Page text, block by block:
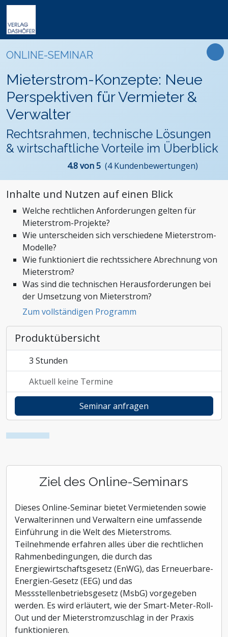
Online-Seminare
VideoCampus
Seminare
Tagungen
Inhouse
Fachbücher
Software
Wissensdatenbanken
Formulare
Arbeitsrecht
Bauwesen und Architektur
Betriebsrat und Arbeitnehmervertretung
Einkauf
Digitalisierung
Immobilien und Grundbesitz
Management und Unternehmensführung
Nachhaltigkeit
Personalmanagement und Entgeltabrechnung
Steuern, Finanzen und Controlling
Stiftungen und Non-Profit Organisationen
Zoll und Außenhandel
Newsletter
FAQ
Der Verlag
Das Team
Kontaktformular
Unsere Profis
Karriere
Online-Weiterbildung
Präsenz-Weiterbildung
Produkte
Themen
Dashöfer
ONLINE-SEMINAR
Mieterstrom-Konzepte: Neue
Perspektiven für Vermieter &
Verwalter
Rechtsrahmen, technische Lösungen
& wirtschaftliche Vorteile im Überblick
4.8 von 5 (4 Kundenbewertungen)
Inhalte und Nutzen auf einen Blick
Welche rechtlichen Anforderungen gelten für
Mieterstrom-Projekte?
Wie unterscheiden sich verschiedene Mieterstrom-
Modelle?
Wie funktioniert die rechtssichere Abrechnung von
Mieterstrom?
Was sind die technischen Herausforderungen bei
der Umsetzung von Mieterstrom?
Zum vollständigen Programm
Produktübersicht
3 Stunden
Aktuell keine Termine
Seminar anfragen
Ziel des Online-Seminars
Dieses Online-Seminar bietet Vermietenden sowie
Verwalterinnen und Verwaltern eine umfassende
Einführung in die Welt des Mieterstroms.
Teilnehmende erfahren alles über die rechtlichen
Rahmenbedingungen, die durch das
Energiewirtschaftsgesetz (EnWG), das Erneuerbare-
Energien-Gesetz (EEG) und das
Messstellenbetriebsgesetz (MsbG) vorgegeben
werden. Es wird erläutert, wie der Smart-Meter-Roll-
Out und der Mieterstromzuschlag in der Praxis
funktionieren.